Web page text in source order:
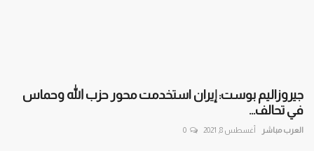
جيروزاليم بوست: إيران استخدمت محور حزب الله وحماس
في تحالف...
العرب مباشر أغسطس 8, 2021 0